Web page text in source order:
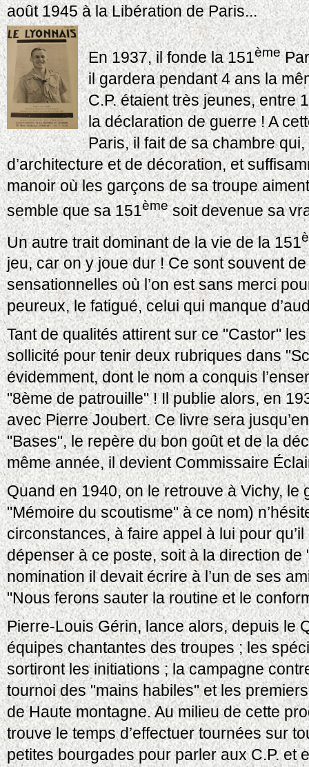
août 1945 à la Libération de Paris...
En 1937, il fonde la 151ème
il gardera pendant 4 ans la
C.P. étaient très jeunes, entre
la déclaration de guerre ! A
Paris, il fait de sa chambre
d’architecture et de décoration, et
manoir où les garçons de sa troupe
semble que sa 151èmesoit devenue sa
Un autre trait dominant de la vie de la 151
jeu, car on y joue dur ! Ce sont souvent
sensationnelles où l’on est sans merci
peureux, le fatigué, celui qui manque
Tant de qualités attirent sur ce "Castor"
sollicité pour tenir deux rubriques dans
évidemment, dont le nom a conquis
"8ème de patrouille" ! Il publie alors, en
avec Pierre Joubert. Ce livre sera
"Bases", le repère du bon goût et de la
même année, il devient Commissaire
Quand en 1940, on le retrouve à Vichy, le
"Mémoire du scoutisme" à ce nom)
circonstances, à faire appel à lui pour
dépenser à ce poste, soit à la direction de
nomination il devait écrire à l’un de ses
"Nous ferons sauter la routine et le
Pierre-Louis Gérin, lance alors, depuis le
équipes chantantes des troupes ; les
sortiront les initiations ; la campagne
tournoi des "mains habiles" et les
de Haute montagne. Au milieu de cette
trouve le temps d’effectuer tournées sur
petites bourgades pour parler aux C.P. et